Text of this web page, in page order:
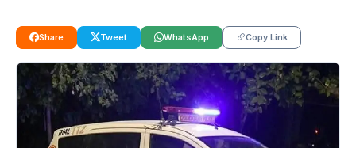
Share Tweet WhatsApp Copy Link